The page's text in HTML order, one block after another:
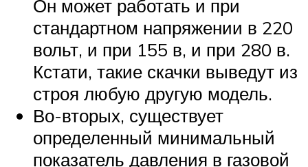
Он может работать и при
стандартном напряжении в 220
вольт, и при 155 в, и при 280 в.
Кстати, такие скачки выведут из
строя любую другую модель.
Во-вторых, существует
определенный минимальный
показатель давления в газовой